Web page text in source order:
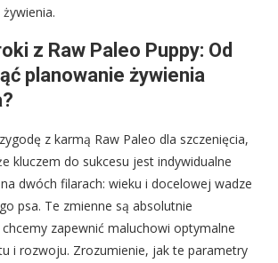
z Raw Paleo Puppy: Od
planowanie żywienia
z karmą Raw Paleo dla szczenięcia,
kluczem do sukcesu jest indywidualne
dwóch filarach: wieku i docelowej wadze
psa. Te zmienne są absolutnie
zapewnić maluchowi optymalne
i rozwoju. Zrozumienie, jak te parametry